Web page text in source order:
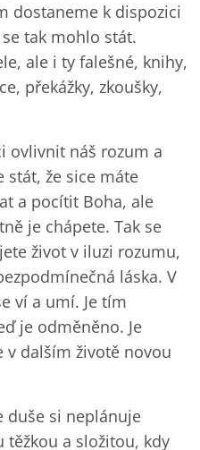
dostaneme k dispozici
tak mohlo stát.
ale i ty falešné, knihy,
překážky, zkoušky,
ovlivnit náš rozum a
stát, že sice máte
a pocítit Boha, ale
je chápete. Tak se
život v iluzi rozumu,
láska. V
ví a umí. Je tím
je odměněno. Je
v dalším životě novou
duše si neplánuje
těžkou a složitou, kdy